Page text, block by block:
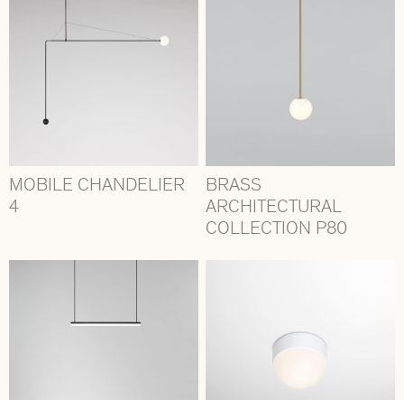
MOBILE CHANDELIER
4
BRASS
ARCHITECTURAL
COLLECTION P80